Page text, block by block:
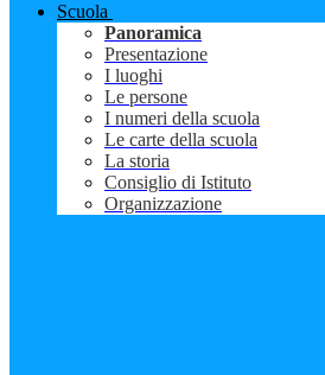
Scuola
Panoramica
Presentazione
I luoghi
Le persone
I numeri della scuola
Le carte della scuola
La storia
Consiglio di Istituto
Organizzazione